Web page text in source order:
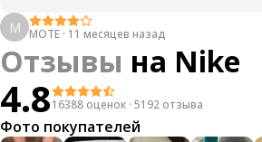
M MOTE · 11 месяцев назад
Отзывы на Nike
4.816388 оценок · 5192 отзыва
Фото покупателей